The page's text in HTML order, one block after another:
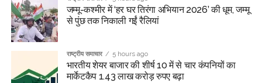
जम्मू-कश्मीर में ‘हर घर तिरंगा अभियान 2026’ की धूम, जम्मू
से पुंछ तक निकाली गईं रैलियां
राष्ट्रीय समाचार 5 hours ago
भारतीय शेयर बाजार की शीर्ष 10 में से चार कंपनियों का
मार्केटकैप 1.43 लाख करोड़ रुपए बढ़ा